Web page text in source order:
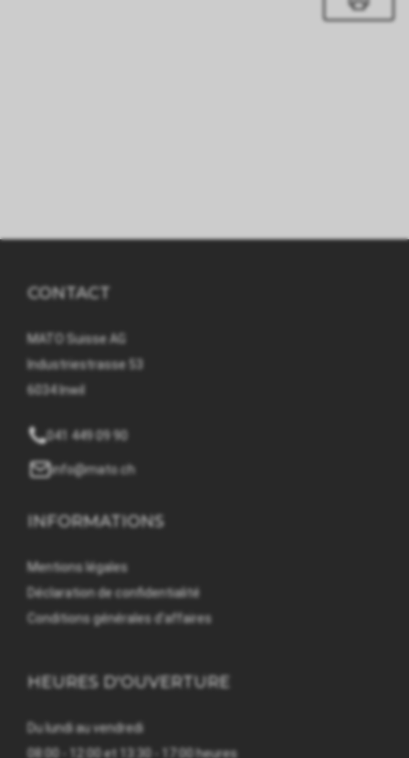
CONTACT
MATO Suisse AG
Industriestrasse 53
6034 Inwil
041 449 09 90
info@mato.ch
INFORMATIONS
Mentions légales
Déclaration de confidentialité
Conditions générales d'affaires
HEURES D'OUVERTURE
Du lundi au vendredi
08:00 - 12:00 et 13:30 - 17:00 heures